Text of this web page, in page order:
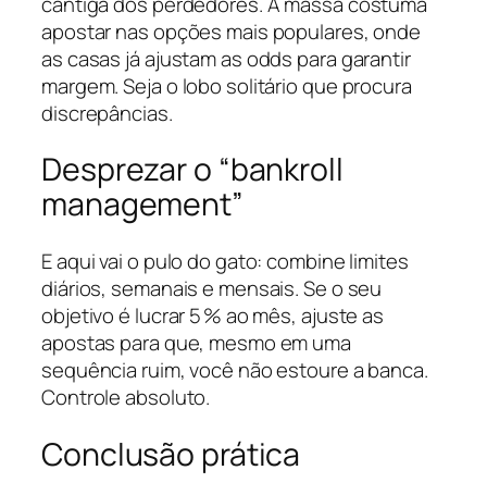
apostar nas opções mais populares, onde
as casas já ajustam as odds para garantir
margem. Seja o lobo solitário que procura
discrepâncias.
Desprezar o “bankroll
management”
E aqui vai o pulo do gato: combine limites
diários, semanais e mensais. Se o seu
objetivo é lucrar 5 % ao mês, ajuste as
apostas para que, mesmo em uma
sequência ruim, você não estoure a banca.
Controle absoluto.
Conclusão prática